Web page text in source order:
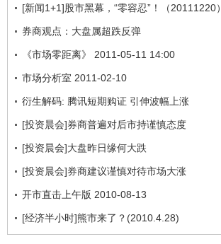
[新闻1+1]股市黑幕，“零容忍”！（20111220）
券商观点：大盘属超跌反弹
《市场零距离》 2011-05-11 14:00
市场分析室 2011-02-10
衍生解码: 腾讯短期购证 引伸波幅上涨
[投资晨会]券商普遍对后市持谨慎态度
[投资晨会]大盘昨日缘何大跌
[投资晨会]券商建议谨慎对待市场大涨
开市直击上午版 2010-08-13
[经济半小时]熊市来了？(2010.4.28)